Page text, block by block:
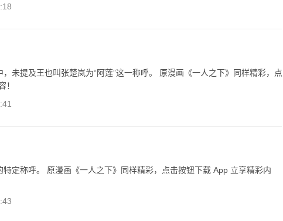
未提及王也叫张楚岚为“阿莲”这一称呼。 原漫画《一人之下》同样精彩，点
！
定称呼。 原漫画《一人之下》同样精彩，点击按钮下载 App 立享精彩内